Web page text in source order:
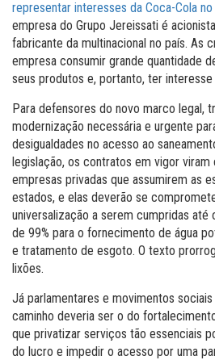
representar interesses da Coca-Cola no
empresa do Grupo Jereissati é
fabricante da multinacional no país. As
empresa consumir grande quantidade
seus produtos e, portanto, ter
Para defensores do novo marco legal,
modernização necessária e urgente
desigualdades no acesso ao
legislação, os contratos em vigor viram
empresas privadas que assumirem as
estados, e elas deverão se
universalização a serem cumpridas
de 99% para o fornecimento de água
e tratamento de esgoto. O texto
lixões.
Já parlamentares e movimentos
caminho deveria ser o do
que privatizar serviços tão essenciais
do lucro e impedir o acesso por uma